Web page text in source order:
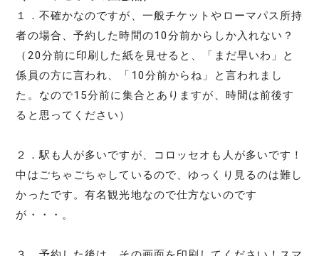
１．不確かなのですが、一般チケットやローマパス所持
者の場合、予約した時間の10分前からしか入れない？
（20分前に印刷した紙を見せると、「まだ早いわ」と
係員の方に言われ、「10分前からね」と言われまし
た。なので15分前に集合とありますが、時間は前後す
ると思ってください）
２．駅も人が多いですが、コロッセオも人が多いです！
中はごちゃごちゃしているので、ゆっくり見るのは難し
かったです。有名観光地なので仕方ないのです
が・・・。